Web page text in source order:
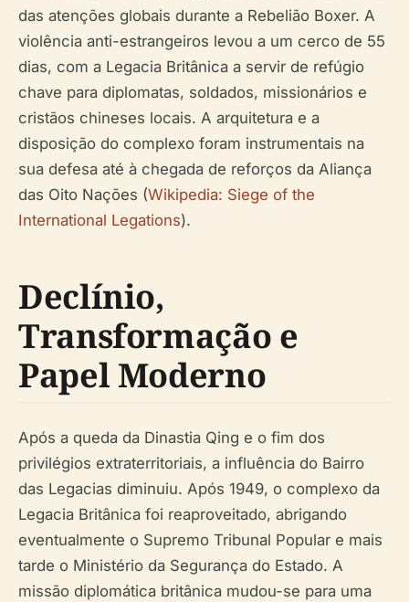
das atenções globais durante a Rebelião Boxer. A
violência anti-estrangeiros levou a um cerco de 55
dias, com a Legacia Britânica a servir de refúgio
chave para diplomatas, soldados, missionários e
cristãos chineses locais. A arquitetura e a
disposição do complexo foram instrumentais na
sua defesa até à chegada de reforços da Aliança
das Oito Nações (Wikipedia: Siege of the
International Legations).
Declínio,
Transformação e
Papel Moderno
Após a queda da Dinastia Qing e o fim dos
privilégios extraterritoriais, a influência do Bairro
das Legacias diminuiu. Após 1949, o complexo da
Legacia Britânica foi reaproveitado, abrigando
eventualmente o Supremo Tribunal Popular e mais
tarde o Ministério da Segurança do Estado. A
missão diplomática britânica mudou-se para uma